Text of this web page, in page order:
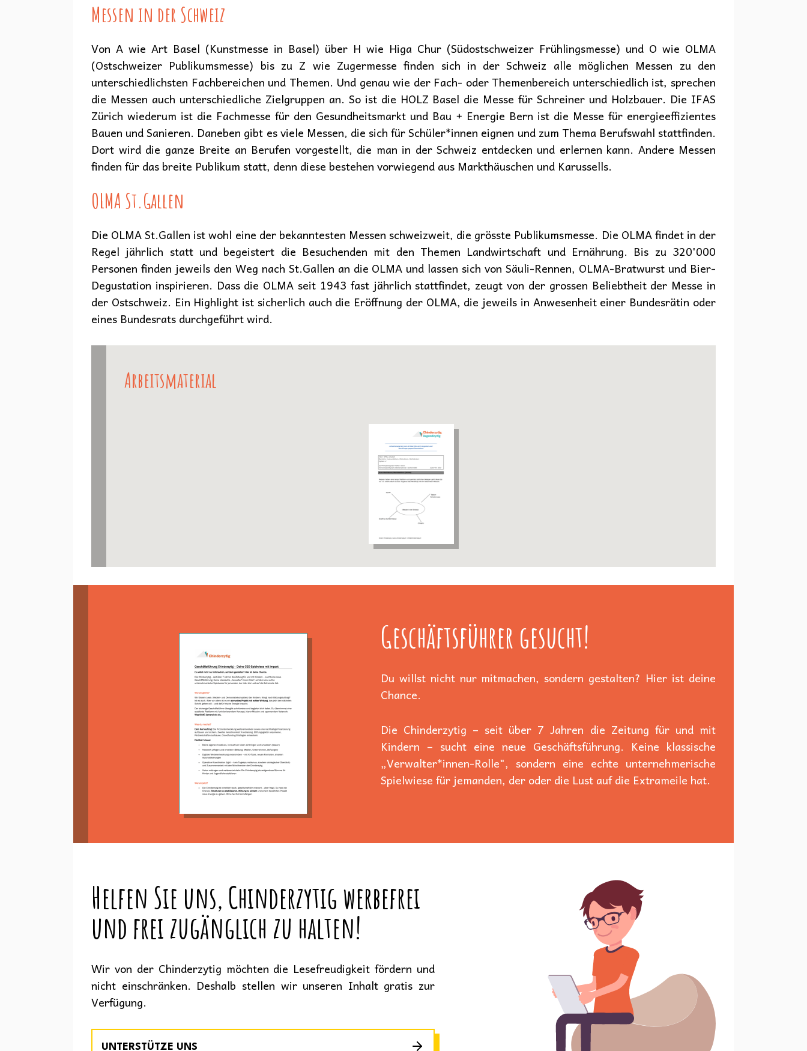
Messen in der Schweiz
Von A wie Art Basel (Kunstmesse in Basel) über H wie Higa Chur (Südostschweizer Frühlingsmesse) und O wie OLMA
(Ostschweizer Publikumsmesse) bis zu Z wie Zugermesse finden sich in der Schweiz alle möglichen Messen zu den
unterschiedlichsten Fachbereichen und Themen. Und genau wie der Fach- oder Themenbereich unterschiedlich ist, sprechen
die Messen auch unterschiedliche Zielgruppen an. So ist die HOLZ Basel die Messe für Schreiner und Holzbauer. Die IFAS
Zürich wiederum ist die Fachmesse für den Gesundheitsmarkt und Bau + Energie Bern ist die Messe für energieeffizientes
Bauen und Sanieren. Daneben gibt es viele Messen, die sich für Schüler*innen eignen und zum Thema Berufswahl stattfinden.
Dort wird die ganze Breite an Berufen vorgestellt, die man in der Schweiz entdecken und erlernen kann. Andere Messen
finden für das breite Publikum statt, denn diese bestehen vorwiegend aus Markthäuschen und Karussells.
OLMA St.Gallen
Die OLMA St.Gallen ist wohl eine der bekanntesten Messen schweizweit, die grösste Publikumsmesse. Die OLMA findet in der
Regel jährlich statt und begeistert die Besuchenden mit den Themen Landwirtschaft und Ernährung. Bis zu 320'000
Personen finden jeweils den Weg nach St.Gallen an die OLMA und lassen sich von Säuli-Rennen, OLMA-Bratwurst und Bier-
Degustation inspirieren. Dass die OLMA seit 1943 fast jährlich stattfindet, zeugt von der grossen Beliebtheit der Messe in
der Ostschweiz. Ein Highlight ist sicherlich auch die Eröffnung der OLMA, die jeweils in Anwesenheit einer Bundesrätin oder
eines Bundesrats durchgeführt wird.
Arbeitsmaterial
Geschäftsführer gesucht!
Du willst nicht nur mitmachen, sondern gestalten? Hier ist deine
Chance.
Die Chinderzytig – seit über 7 Jahren die Zeitung für und mit
Kindern – sucht eine neue Geschäftsführung. Keine klassische
„Verwalter*innen-Rolle", sondern eine echte unternehmerische
Spielwiese für jemanden, der oder die Lust auf die Extrameile hat.
Helfen Sie uns, Chinderzytig werbefrei
und frei zugänglich zu halten!
Wir von der Chinderzytig möchten die Lesefreudigkeit fördern und
nicht einschränken. Deshalb stellen wir unseren Inhalt gratis zur
Verfügung.
UNTERSTÜTZE UNS